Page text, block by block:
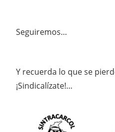
Seguiremos…
Y recuerda lo que se
¡Sindicalízate!…